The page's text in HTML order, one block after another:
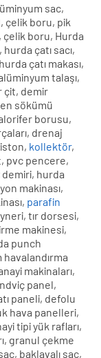
sac,
çelik boru, pik
çelik boru, Hurda
çatı sacı,
çatı makası,
talaşı,
çit, demir
sökümü
borusu,
drenaj
kollektör,
pvc pencere,
hurda
makinası,
parafin
tır dorsesi,
makinesi,
punch
makinaları,
panel,
paneli, defolu
hava panelleri,
tipi yük rafları,
granul çekme
baklavalı sac,